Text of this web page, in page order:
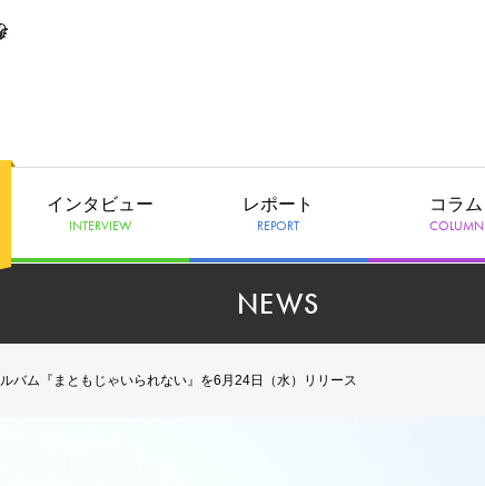
インタビュー
INTERVIEW
レポート
REPORT
コラム
COLUMN
NEWS
バム『まともじゃいられない』を6月24日（水）リリース